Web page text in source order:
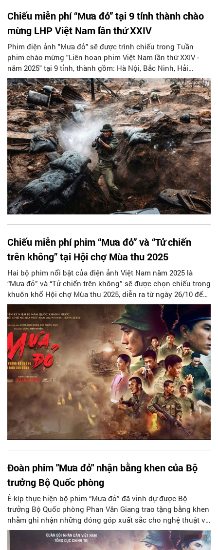
Chiếu miễn phí “Mưa đỏ” tại 9 tỉnh thành chào
mừng LHP Việt Nam lần thứ XXIV
Phim điện ảnh "Mưa đỏ" sẽ được trình chiếu trong Tuần
phim chào mừng "Liên hoan phim Việt Nam lần thứ XXIV -
năm 2025" tại 9 tỉnh, thành gồm: Hà Nội, Bắc Ninh, Hải
Phòng, Quảng Ninh, Huế, Đà Nẵng, Đắk Lắk, Cần Thơ và
TP.HCM
Chiếu miễn phí phim “Mưa đỏ” và “Tử chiến
trên không” tại Hội chợ Mùa thu 2025
Hai bộ phim nổi bật của điện ảnh Việt Nam năm 2025 là
“Mưa đỏ” và “Tử chiến trên không” sẽ được chọn chiếu trong
khuôn khổ Hội chợ Mùa thu 2025, diễn ra từ ngày 26/10 đến
4/11/2025 tại Trung tâm Triển lãm Quốc gia (Đông Anh, Hà
Nội).
Đoàn phim "Mưa đỏ" nhận bằng khen của Bộ
trưởng Bộ Quốc phòng
Ê-kíp thực hiện bộ phim “Mưa đỏ” đã vinh dự được Bộ
trưởng Bộ Quốc phòng Phan Văn Giang trao tặng bằng khen
nhằm ghi nhận những đóng góp xuất sắc cho nghệ thuật và
tuyên truyền hình ảnh người lính trong thời bình.